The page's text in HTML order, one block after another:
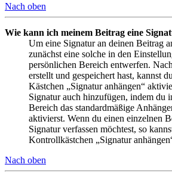
Nach oben
Wie kann ich meinem Beitrag eine
Um eine Signatur an deinen Beitrag
zunächst eine solche in den
persönlichen Bereich entwerfen.
erstellt und gespeichert hast, kannst
Kästchen „Signatur anhängen“
Signatur auch hinzufügen, indem du
Bereich das standardmäßige
aktivierst. Wenn du einen einzelnen
Signatur verfassen möchtest, so
Kontrollkästchen „Signatur
Nach oben